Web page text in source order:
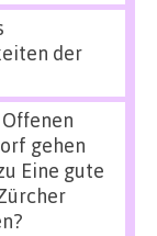
der
gehen
Eine gute